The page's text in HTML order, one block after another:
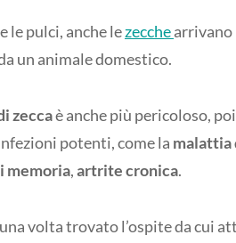
le pulci, anche lezecchearrivano
un animale domestico.
zeccaè anche più pericoloso,
potenti, come la malattia
memoria,artrite cronica.
una volta trovato l’ospite da cui